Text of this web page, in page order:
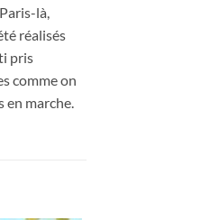
là,
réalisés
pris
comme on
en marche.